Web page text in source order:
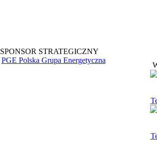
SPONSOR STRATEGICZNY